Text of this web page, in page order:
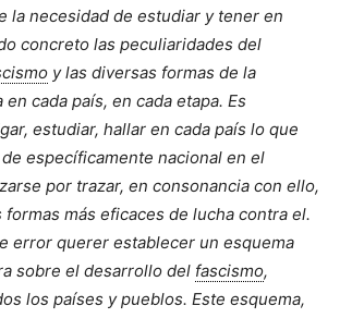
la necesidad de estudiar y tener en
concreto las peculiaridades del
y las diversas formas de la
cada país, en cada etapa. Es
estudiar, hallar en cada país lo que
específicamente nacional en el
por trazar, en consonancia con ello,
más eficaces de lucha contra el.
error querer establecer un esquema
sobre el desarrollo del fascismo,
los países y pueblos. Este esquema,